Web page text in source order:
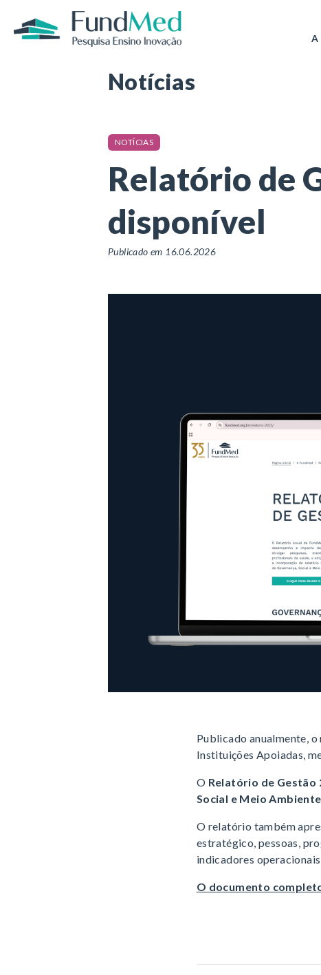
A
Página inicial / Notícias Relatório de
Notícias
NOTÍCIAS
Relatório de
disponível
Publicado em 16.06.2026
Publicado anualmente,
Instituições Apoiadas,
O Relatório de Gestão
Social e Meio Ambiente
O relatório também
estratégico, pessoas,
indicadores
O documento